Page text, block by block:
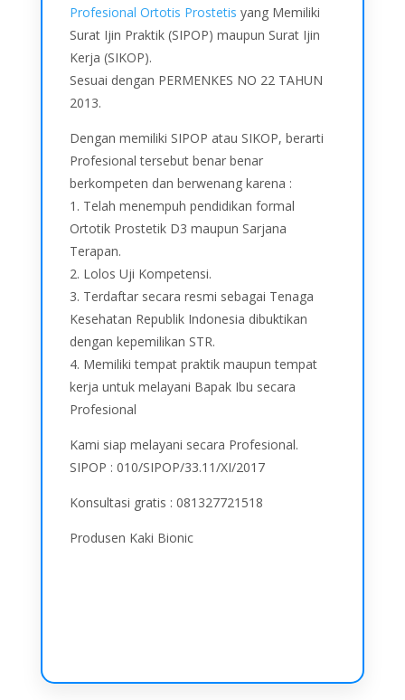
Profesional Ortotis Prostetis yang Memiliki
Surat Ijin Praktik (SIPOP) maupun Surat Ijin
Kerja (SIKOP).
Sesuai dengan PERMENKES NO 22 TAHUN
2013.
Dengan memiliki SIPOP atau SIKOP, berarti
Profesional tersebut benar benar
berkompeten dan berwenang karena :
1. Telah menempuh pendidikan formal
Ortotik Prostetik D3 maupun Sarjana
Terapan.
2. Lolos Uji Kompetensi.
3. Terdaftar secara resmi sebagai Tenaga
Kesehatan Republik Indonesia dibuktikan
dengan kepemilikan STR.
4. Memiliki tempat praktik maupun tempat
kerja untuk melayani Bapak Ibu secara
Profesional
Kami siap melayani secara Profesional.
SIPOP : 010/SIPOP/33.11/XI/2017
Konsultasi gratis : 081327721518
Produsen Kaki Bionic